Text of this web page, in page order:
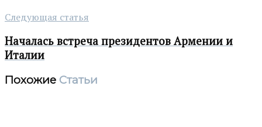
Следующая статья
Началась встреча президентов Армении и
Италии
Похожие Статьи